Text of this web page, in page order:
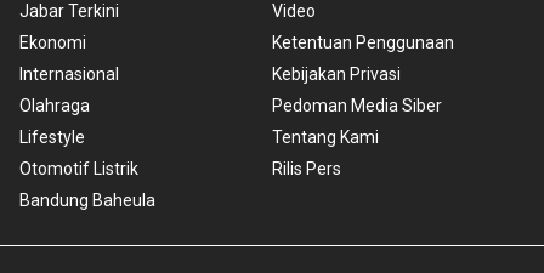
Jabar Terkini
Ekonomi
Internasional
Olahraga
Lifestyle
Otomotif Listrik
Bandung Baheula
Video
Ketentuan Penggunaan
Kebijakan Privasi
Pedoman Media Siber
Tentang Kami
Rilis Pers